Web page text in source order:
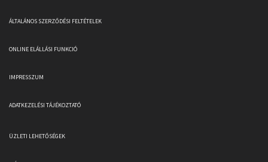
ÁLTALÁNOS SZERZŐDÉSI FELTÉTELEK
ONLINE ELÁLLÁSI FUNKCIÓ
IMPRESSZUM
ADATKEZELÉSI TÁJÉKOZTATÓ
ÜZLETI LEHETŐSÉGEK